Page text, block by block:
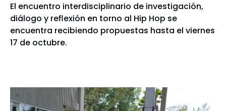
El encuentro interdisciplinario de investigación,
diálogo y reflexión en torno al Hip Hop se
encuentra recibiendo propuestas hasta el viernes
17 de octubre.